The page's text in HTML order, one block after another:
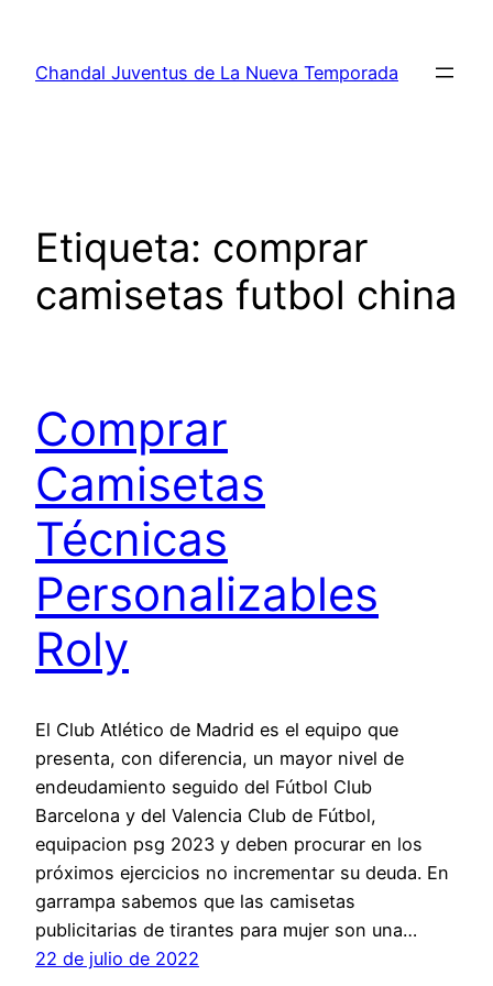
contenido
Chandal Juventus de La Nueva Temporada
Etiqueta: comprar
camisetas futbol china
Comprar
Camisetas
Técnicas
Personalizables
Roly
El Club Atlético de Madrid es el equipo que
presenta, con diferencia, un mayor nivel de
endeudamiento seguido del Fútbol Club
Barcelona y del Valencia Club de Fútbol,
equipacion psg 2023 y deben procurar en los
próximos ejercicios no incrementar su deuda. En
garrampa sabemos que las camisetas
publicitarias de tirantes para mujer son una…
22 de julio de 2022